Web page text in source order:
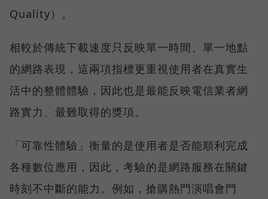
Quality）。
相較於傳統下載速度只反映單一時間、單一地點
的網路表現，這兩項指標更重視使用者在真實生
活中的整體體驗，因此也是最能反映電信業者網
路實力、最難取得的獎項。
「可靠性體驗」衡量的是使用者是否能順利完成
各種數位應用，因此，考驗的是網路服務在關鍵
時刻不中斷的能力。例如，搶購熱門演唱會門